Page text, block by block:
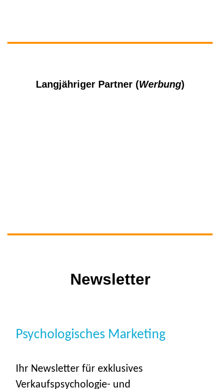
Langjähriger Partner (Werbung)
Newsletter
Psychologisches Marketing
Ihr Newsletter für exklusives
Verkaufspsychologie- und